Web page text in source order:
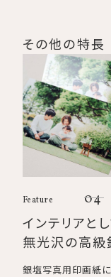
その他の特長
Feature 04
インテリアと
無光沢の高
銀塩写真用印画紙